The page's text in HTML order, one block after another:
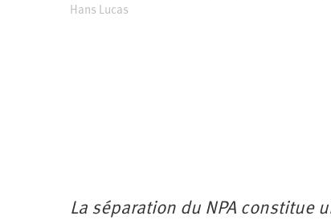
Hans Lucas
La séparation du NPA constitue